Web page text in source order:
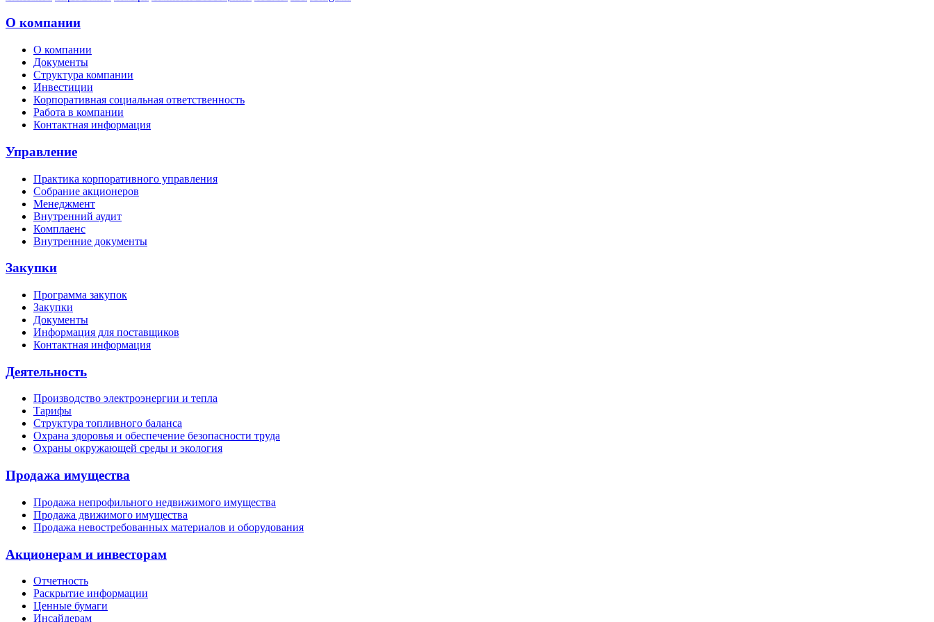
О компании
О компании
Документы
Структура компании
Инвестиции
Корпоративная социальная ответственность
Работа в компании
Контактная информация
Управление
Практика корпоративного управления
Собрание акционеров
Менеджмент
Внутренний аудит
Комплаенс
Внутренние документы
Закупки
Программа закупок
Закупки
Документы
Информация для поставщиков
Контактная информация
Деятельность
Производство электроэнергии и тепла
Тарифы
Структура топливного баланса
Охрана здоровья и обеспечение безопасности труда
Охраны окружающей среды и экология
Продажа имущества
Продажа непрофильного недвижимого имущества
Продажа движимого имущества
Продажа невостребованных материалов и оборудования
Акционерам и инвесторам
Отчетность
Раскрытие информации
Ценные бумаги
Инсайдерам